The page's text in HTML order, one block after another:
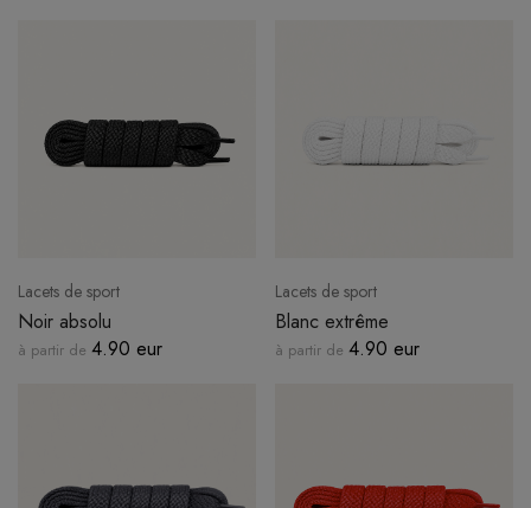
Lacets de sport
Noir absolu
à partir de 4.90 eur
Lacets de sport
Blanc extrême
à partir de 4.90 eur